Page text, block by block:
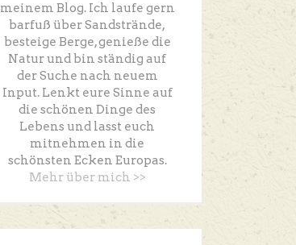
meinem Blog. Ich laufe gern
barfuß über Sandstrände,
besteige Berge, genieße die
Natur und bin ständig auf
der Suche nach neuem
Input. Lenkt eure Sinne auf
die schönen Dinge des
Lebens und lasst euch
mitnehmen in die
schönsten Ecken Europas.
Mehr über mich >>